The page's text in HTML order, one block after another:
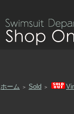
ホーム ＞ Sold ＞